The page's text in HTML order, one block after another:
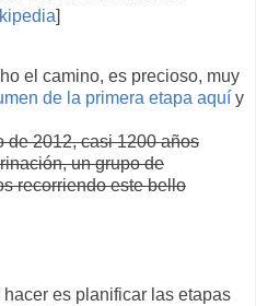
]
el camino, es precioso, muy
de la primera etapa aquí y
de 2012, casi 1200 años
un grupo de
recorriendo este bello
es planificar las etapas